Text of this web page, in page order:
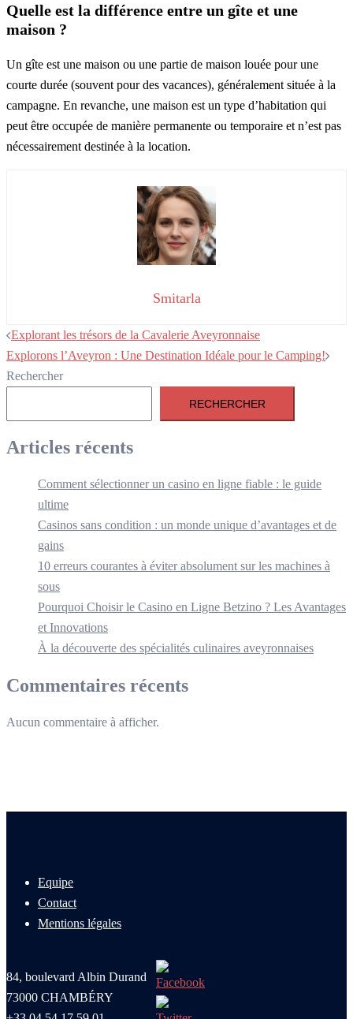
Quelle est la différence entre un gîte et une
maison ?
Un gîte est une maison ou une partie de maison louée pour une
courte durée (souvent pour des vacances), généralement située à la
campagne. En revanche, une maison est un type d’habitation qui
peut être occupée de manière permanente ou temporaire et n’est pas
nécessairement destinée à la location.
Smitarla
Navigation
d’article
Explorant les trésors de la Cavalerie Aveyronnaise
Explorons l’Aveyron : Une Destination Idéale pour le Camping!
Rechercher
RECHERCHER
Articles récents
Comment sélectionner un casino en ligne fiable : le guide
ultime
Casinos sans condition : un monde unique d’avantages et de
gains
10 erreurs courantes à éviter absolument sur les machines à
sous
Pourquoi Choisir le Casino en Ligne Betzino ? Les Avantages
et Innovations
À la découverte des spécialités culinaires aveyronnaises
Commentaires récents
Aucun commentaire à afficher.
Equipe
Contact
Mentions légales
84, boulevard Albin Durand
73000 CHAMBÉRY